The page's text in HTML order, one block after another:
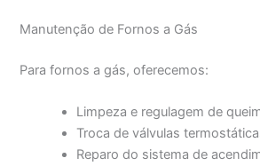
Manutenção de Fornos a Gás
Para fornos a gás, oferecemos:
Limpeza e regulagem de
Troca de válvulas
Reparo do sistema de